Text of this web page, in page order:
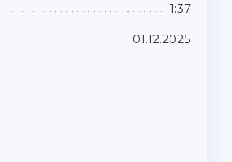
1:37
01.12.2025